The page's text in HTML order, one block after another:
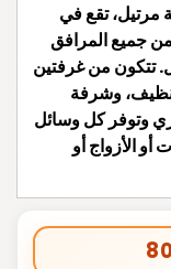
مرتيل، تقع في
جميع المرافق
تتكون من غرفتين
نظيف، وشرفة
وتوفر كل وسائل
أو الأزواج أو